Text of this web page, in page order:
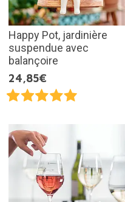
Happy Pot, jardinière
suspendue avec
balançoire
24,85€